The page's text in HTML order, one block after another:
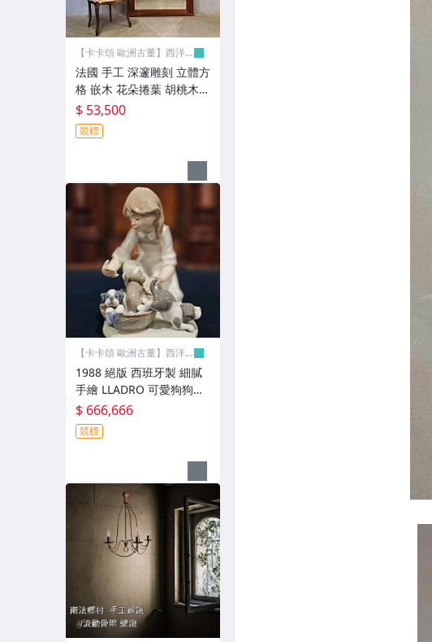
【織品、桌布、杯墊】
【個性商品~鹿角.魔豆機.電話.】
【壁(暖)爐.屏風..】
【瓷偶】
【打字機.照相機】
【古董家電】
【黑膠唱片】
【原文書、羊皮書】
【地毯】
【古董照片.明信...】
【卡卡頌 -SOLD】
【卡卡頌 歐洲古董】西洋
法國 手工 深邃雕刻 立體方
格 嵌木 花朵捲葉 胡桃木
實木雕刻 玄關鏡 穿衣鏡 壁
爐鏡 古董鏡 MI0134 ⚜️卡
卡頌 歐洲古董⚜️
$ 53,500
競標
【卡卡頌 歐洲古董】西洋
1988 絕版 西班牙製 細膩
手繪 LLADRO 可愛狗狗
(一籃子的喜悅) 瓷雕塑 瓷
偶 歐洲老件 p2207⚜️卡卡
頌 歐洲古董⚜️
$ 666,666
競標